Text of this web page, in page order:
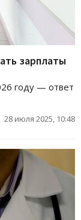
зарплаты
году — ответ
28 июля 2025, 10:48